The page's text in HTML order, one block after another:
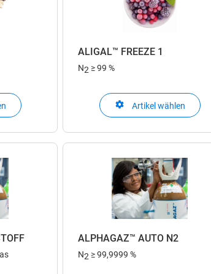
ALIGAL™ FREEZE 1
N2 ≥ 99 %
Artikel wählen
ALPHAGAZ™ AUTO N2
N2 ≥ 99,9999 %